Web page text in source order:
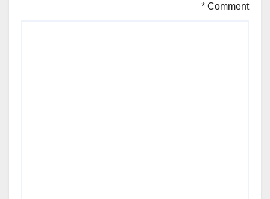
Comment
*